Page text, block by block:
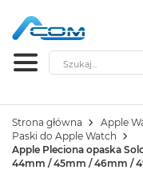
Szukaj
Strona główna Apple
Paski do Apple Watch
Apple Pleciona opaska
44mm / 45mm / 46mm /